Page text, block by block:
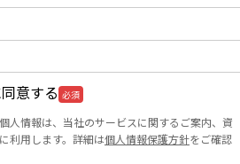
意する 必須
人情報は、当社のサービスに関するご案内、資
利用します。詳細は個人情報保護方針をご確認